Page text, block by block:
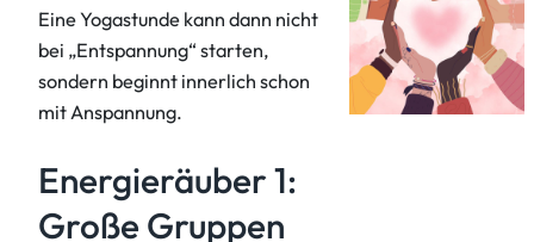
Eine Yogastunde kann dann nicht
bei „Entspannung“ starten,
sondern beginnt innerlich schon
mit Anspannung.
Energieräuber 1:
Große Gruppen